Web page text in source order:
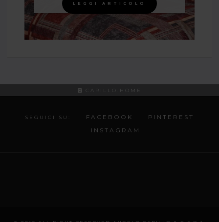
LEGGI ARTICOLO
CARILLO.HOME
SEGUICI SU: FACEBOOK
PINTEREST
INSTAGRAM